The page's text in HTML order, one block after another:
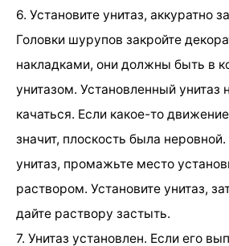
6. Установите унитаз, аккуратно
Головки шурупов закройте
накладками, они должны быть в
унитазом. Установленный унитаз
качаться. Если какое-то
значит, плоскость была
унитаз, промажьте место
раствором. Установите унитаз,
дайте раствору застыть.
7. Унитаз установлен. Если его